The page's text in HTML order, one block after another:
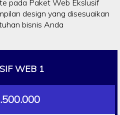
pada Paket Web Ekslusif
design yang disesuaikan
bisnis Anda
WEB 1